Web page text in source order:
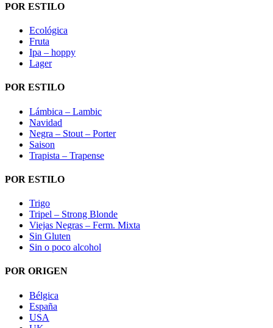
POR ESTILO
Ecológica
Fruta
Ipa – hoppy
Lager
POR ESTILO
Lámbica – Lambic
Navidad
Negra – Stout – Porter
Saison
Trapista – Trapense
POR ESTILO
Trigo
Tripel – Strong Blonde
Viejas Negras – Ferm. Mixta
Sin Gluten
Sin o poco alcohol
POR ORIGEN
Bélgica
España
USA